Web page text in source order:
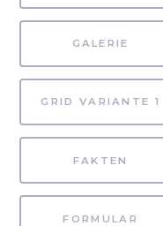
GALERIE
GRID VARIANTE 1
FAKTEN
FORMULAR